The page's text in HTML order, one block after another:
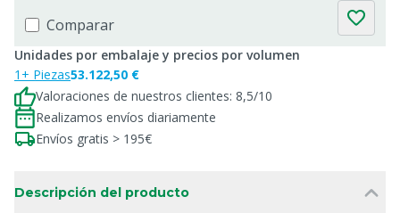
Comparar
Unidades por embalaje y precios por volumen
1+ Piezas53.122,50 €
Valoraciones de nuestros clientes: 8,5/10
Realizamos envíos diariamente
Envíos gratis > 195€
Descripción del producto